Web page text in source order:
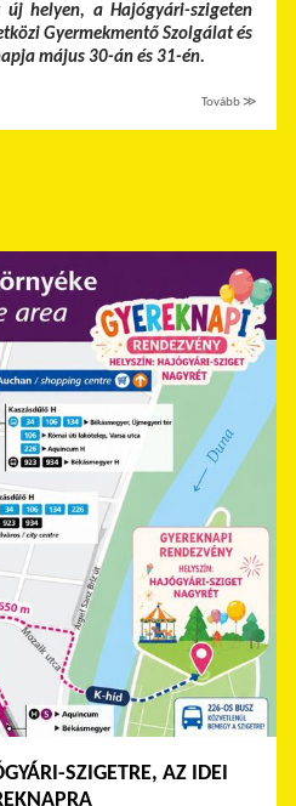
új helyen, a Hajógyári-szigeten
Gyermekmentő Szolgálat és
május 30-án és 31-én.
Tovább ≫
SZIGETRE, AZ IDEI